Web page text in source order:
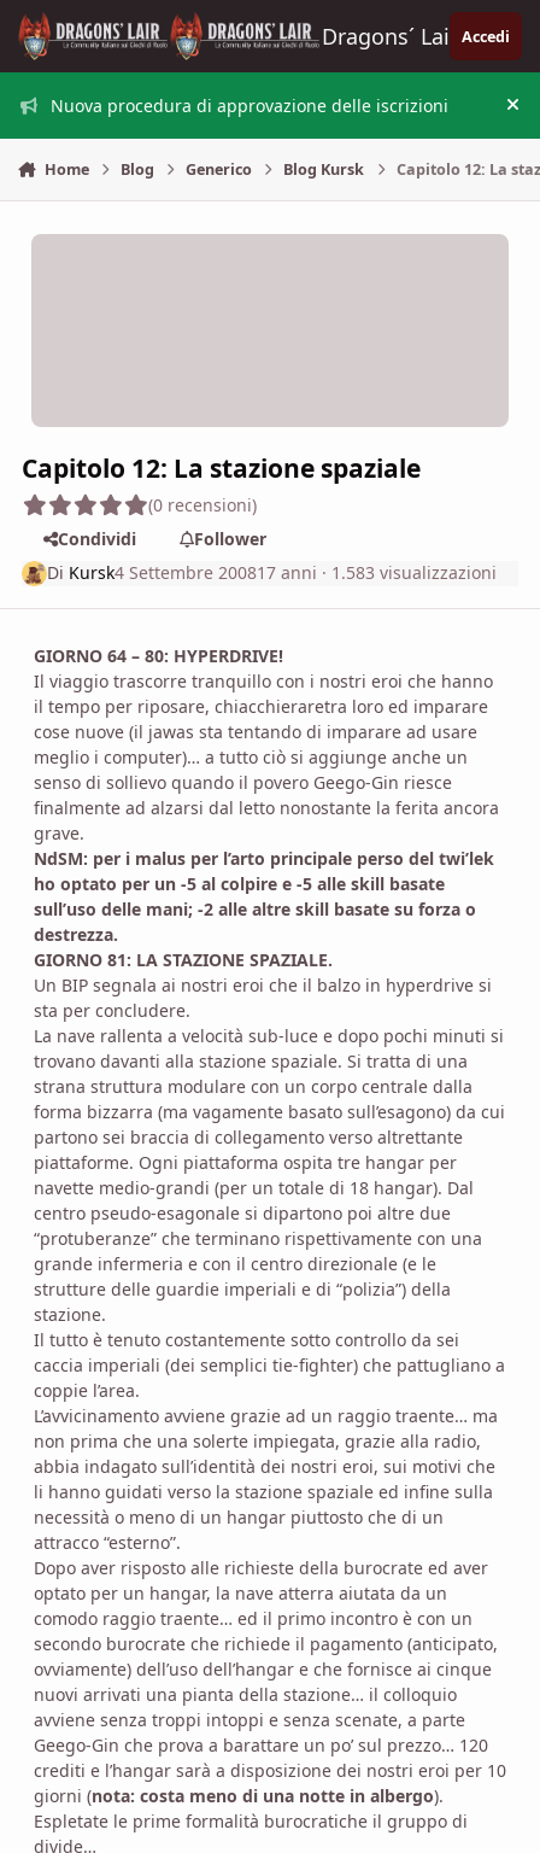
Vai al contenuto
Dragons´ Lair Accedi
Nuova procedura di approvazione delle iscrizioni
Home Blog Generico Blog Kursk Capitolo 12: La
Capitolo 12: La stazione spaziale
(0 recensioni)
Condividi
Follower
Di Kursk4 Settembre 200817 anni · 1.583 visualizzazioni
GIORNO 64 – 80: HYPERDRIVE!
Il viaggio trascorre tranquillo con i nostri eroi che hanno
il tempo per riposare, chiacchieraretra loro ed imparare
cose nuove (il jawas sta tentando di imparare ad usare
meglio i computer)… a tutto ciò si aggiunge anche un
senso di sollievo quando il povero Geego-Gin riesce
finalmente ad alzarsi dal letto nonostante la ferita ancora
grave.
NdSM: per i malus per l’arto principale perso del twi’lek
ho optato per un -5 al colpire e -5 alle skill basate
sull’uso delle mani; -2 alle altre skill basate su forza o
destrezza.
GIORNO 81: LA STAZIONE SPAZIALE.
Un BIP segnala ai nostri eroi che il balzo in hyperdrive si
sta per concludere.
La nave rallenta a velocità sub-luce e dopo pochi minuti si
trovano davanti alla stazione spaziale. Si tratta di una
strana struttura modulare con un corpo centrale dalla
forma bizzarra (ma vagamente basato sull’esagono) da cui
partono sei braccia di collegamento verso altrettante
piattaforme. Ogni piattaforma ospita tre hangar per
navette medio-grandi (per un totale di 18 hangar). Dal
centro pseudo-esagonale si dipartono poi altre due
“protuberanze” che terminano rispettivamente con una
grande infermeria e con il centro direzionale (e le
strutture delle guardie imperiali e di “polizia”) della
stazione.
Il tutto è tenuto costantemente sotto controllo da sei
caccia imperiali (dei semplici tie-fighter) che pattugliano a
coppie l’area.
L’avvicinamento avviene grazie ad un raggio traente… ma
non prima che una solerte impiegata, grazie alla radio,
abbia indagato sull’identità dei nostri eroi, sui motivi che
li hanno guidati verso la stazione spaziale ed infine sulla
necessità o meno di un hangar piuttosto che di un
attracco “esterno”.
Dopo aver risposto alle richieste della burocrate ed aver
optato per un hangar, la nave atterra aiutata da un
comodo raggio traente… ed il primo incontro è con un
secondo burocrate che richiede il pagamento (anticipato,
ovviamente) dell’uso dell’hangar e che fornisce ai cinque
nuovi arrivati una pianta della stazione… il colloquio
avviene senza troppi intoppi e senza scenate, a parte
Geego-Gin che prova a barattare un po’ sul prezzo… 120
crediti e l’hangar sarà a disposizione dei nostri eroi per 10
giorni (nota: costa meno di una notte in albergo).
Espletate le prime formalità burocratiche il gruppo di
divide…